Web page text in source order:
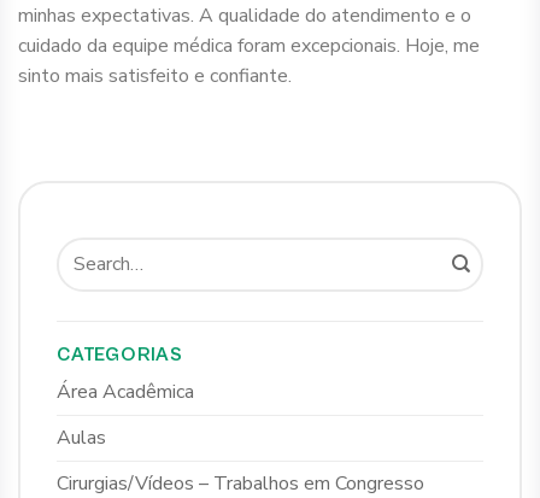
minhas expectativas. A qualidade do atendimento e o
cuidado da equipe médica foram excepcionais. Hoje, me
sinto mais satisfeito e confiante.
CATEGORIAS
Área Acadêmica
Aulas
Cirurgias/Vídeos – Trabalhos em Congresso